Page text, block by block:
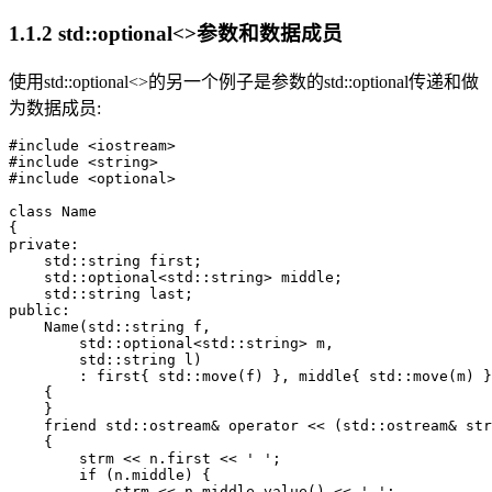
1.1.2 std::optional<>参数和数据成员
使用std::optional<>的另一个例子是参数的std::optional传递和做
为数据成员:
#include <iostream>
#include <string>
#include <optional>
class Name
{
private:
    std::string first;
    std::optional<std::string> middle;
    std::string last;
public:
    Name(std::string f,
        std::optional<std::string> m,
        std::string l)
: first{ std::move(f) }, middle{ std::move(m)
    {
    }
friend std::ostream& operator << (std::ostream&
    {
        strm << n.first << ' ';
        if (n.middle) {